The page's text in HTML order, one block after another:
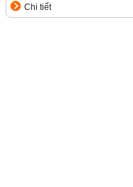
Chi tiết